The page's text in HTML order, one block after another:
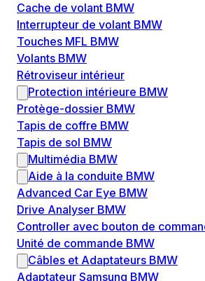
Cache de volant BMW
Interrupteur de volant BMW
Touches MFL BMW
Volants BMW
Rétroviseur intérieur
Protection intérieure BMW
Protège-dossier BMW
Tapis de coffre BMW
Tapis de sol BMW
Multimédia BMW
Aide à la conduite BMW
Advanced Car Eye BMW
Drive Analyser BMW
Controller avec bouton de
Unité de commande BMW
Câbles et Adaptateurs BMW
Adaptateur Samsung BMW